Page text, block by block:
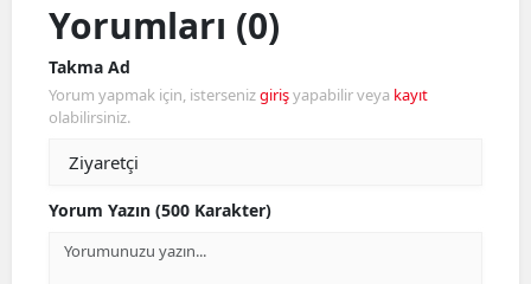
Yorumları (0)
Takma Ad
Yorum yapmak için, istersenizgirişyapabilir veya kayıt
olabilirsiniz.
Yorum Yazın (500 Karakter)